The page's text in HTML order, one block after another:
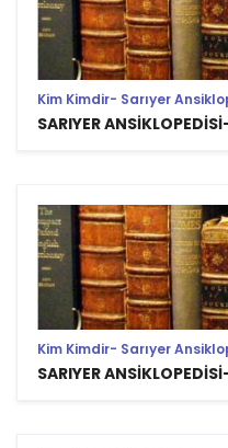
Kim Kimdir- Sarıyer
SARIYER
Kim Kimdir- Sarıyer
SARIYER